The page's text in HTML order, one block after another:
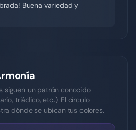
Buena variedad y
siguen un patrón conocido
triádico, etc.). El círculo
dónde se ubican tus colores.